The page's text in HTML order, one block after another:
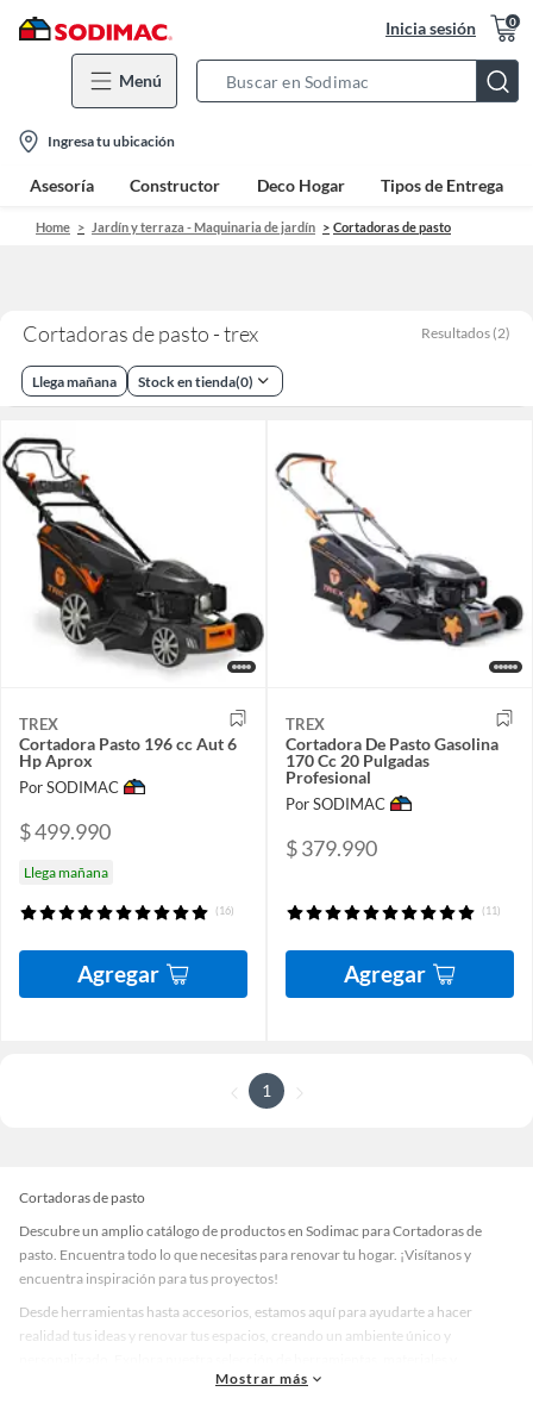
Inicia sesión 0
Menú
Bar
location-
icon
Ingresa tu ubicación
Asesoría Constructor Deco Hogar Tipos de Entrega
Home Jardín y terraza - Maquinaria de jardín Cortadoras de pasto
Cortadoras de pasto - trex Resultados (2)
Llega mañana Stock en tienda(0)
TREX
Cortadora Pasto 196 cc Aut 6
Hp Aprox
Por SODIMAC
$ 499.990
Llega mañana
(16)
Agregar
TREX
Cortadora De Pasto Gasolina
170 Cc 20 Pulgadas
Profesional
Por SODIMAC
$ 379.990
(11)
Agregar
1
Cortadoras de pasto
Descubre un amplio catálogo de productos en Sodimac para Cortadoras de
pasto. Encuentra todo lo que necesitas para renovar tu hogar. ¡Visítanos y
encuentra inspiración para tus proyectos!
Desde herramientas hasta accesorios, estamos aquí para ayudarte a hacer
realidad tus ideas y renovar tus espacios, creando un ambiente único y
accesorios de calidad que te ayudarán a crear un espacio más tú.
Mostrar más